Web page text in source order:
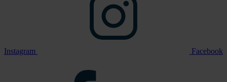
Instagram Facebook